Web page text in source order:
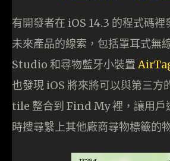
有開發者在 iOS 14.3 的程式碼
未來產品的線索，包括罩耳式無
Studio 和尋物藍牙小裝置
也發現 iOS 將來將可以與第三方
tile 整合到 Find My 裡，讓用戶
時搜尋繫上其他廠商尋物標籤的